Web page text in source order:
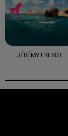
JÉRÉMY FREROT